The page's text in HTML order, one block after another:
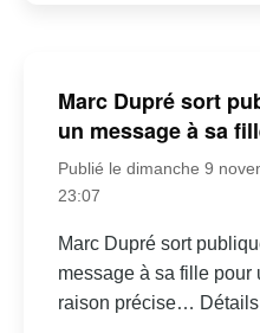
Marc Dupré sort
un message à sa
Publié le dimanche 9
23:07
Marc Dupré sort
message à sa fille
raison précise…